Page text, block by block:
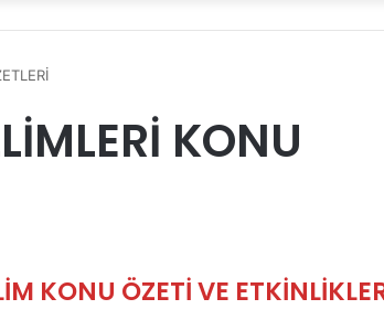
KONU
KONU ÖZETİ VE